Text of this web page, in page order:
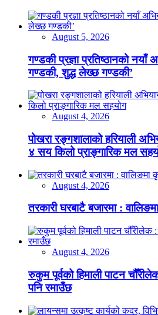
August 5, 2026
गण्डकी प्रज्ञा प्रतिष्ठानको नयाँ
गण्डकी, शुद्ध लेख्छ गण्डकी’
August 4, 2026
पोखरा रङ्गशालाको हरियाली
४ सय किलो प्राङ्गारिक मल
August 4, 2026
तरकारी घरबाटै बजारमा :
August 4, 2026
रुकुम पूर्वको हिमाली पाटन
पनि रमाउँछ